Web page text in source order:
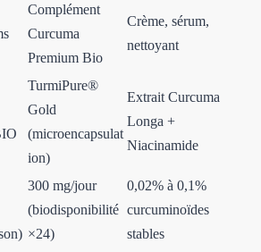
Complément
Curcuma
Premium Bio
Crème, sérum,
nettoyant
TurmiPure®
Gold
(microencapsulat
ion)
Extrait Curcuma
Longa +
Niacinamide
300 mg/jour
(biodisponibilité
×24)
0,02% à 0,1%
curcuminoïdes
stables